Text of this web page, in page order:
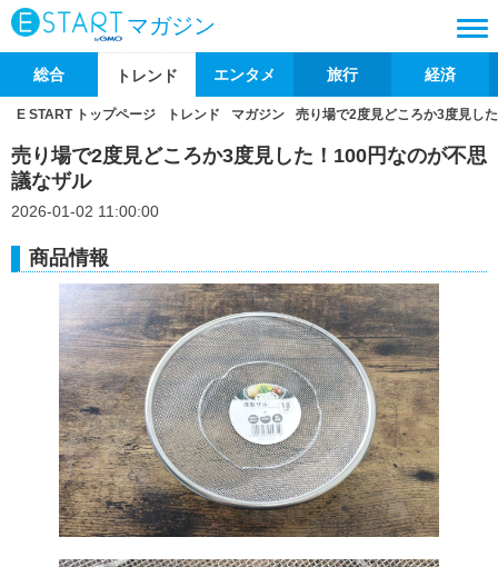
マガジン
総合 トレンド エンタメ 旅行 経済
E START トップページ トレンド マガジン 売り場で2度見どころか3度見し
売り場で2度見どころか3度見した！100円なのが不思
議なザル
2026-01-02 11:00:00
商品情報